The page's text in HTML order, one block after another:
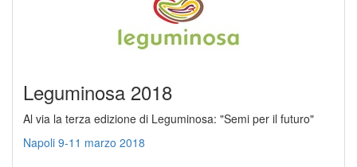
Leguminosa 2018
Al via la terza edizione di Leguminosa: "Semi per il futuro"
Napoli 9-11 marzo 2018